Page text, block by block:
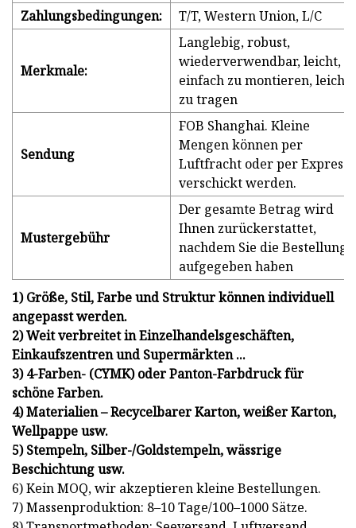
Zahlungsbedingungen:
T/T, Western Union, L/C
Merkmale:
Langlebig, robust,
wiederverwendbar, leicht,
einfach zu montieren, leicht
zu tragen
Sendung
FOB Shanghai. Kleine
Mengen können per
Luftfracht oder per Express
verschickt werden.
Mustergebühr
Der gesamte Betrag wird
Ihnen zurückerstattet,
nachdem Sie die Bestellung
aufgegeben haben
1) Größe, Stil, Farbe und Struktur können individuell
angepasst werden.
2) Weit verbreitet in Einzelhandelsgeschäften,
Einkaufszentren und Supermärkten ...
3) 4-Farben- (CYMK) oder Panton-Farbdruck für
schöne Farben.
4) Materialien – Recycelbarer Karton, weißer Karton,
Wellpappe usw.
5) Stempeln, Silber-/Goldstempeln, wässrige
Beschichtung usw.
6) Kein MOQ, wir akzeptieren kleine Bestellungen.
7) Massenproduktion: 8–10 Tage/100–1000 Sätze.